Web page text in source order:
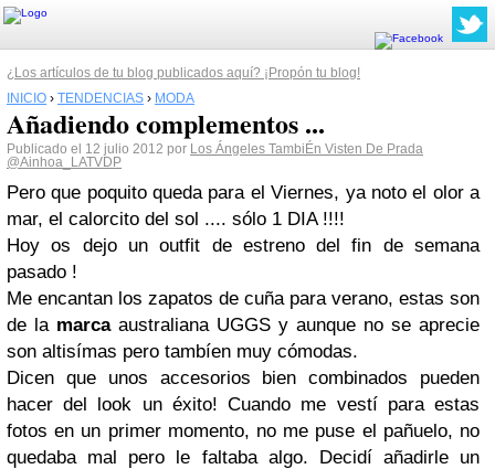
¿Los artículos de tu blog publicados aquí? ¡Propón tu blog!
INICIO › TENDENCIAS › MODA
Añadiendo complementos ...
Publicado el 12 julio 2012 por Los Ángeles TambiÉn Visten De Prada
@Ainhoa_LATVDP
Pero que poquito queda para el Viernes, ya noto el olor a
mar, el calorcito del sol .... sólo 1 DIA !!!!
Hoy os dejo un outfit de estreno del fin de semana
pasado !
Me encantan los zapatos de cuña para verano, estas son
de la marcaaustraliana UGGS y aunque no se aprecie
son altisímas pero tambíen muy cómodas.
Dicen que unos accesorios bien combinados pueden
hacer del look un éxito! Cuando me vestí para estas
fotos en un primer momento, no me puse el pañuelo, no
quedaba mal pero le faltaba algo. Decidí añadirle un